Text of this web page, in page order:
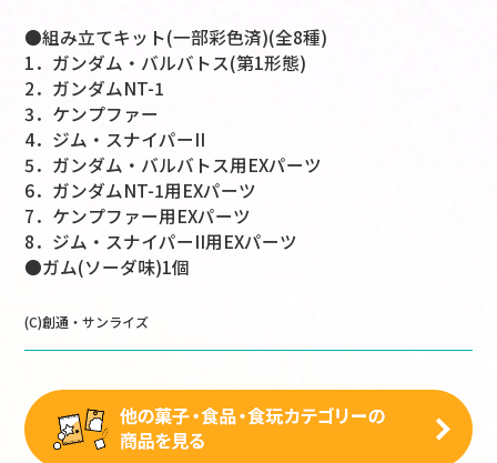
●組み立てキット(一部彩色済)(全8種)
1．ガンダム・バルバトス(第1形態)
2．ガンダムNT-1
3．ケンプファー
4．ジム・スナイパーII
5．ガンダム・バルバトス用EXパーツ
6．ガンダムNT-1用EXパーツ
7．ケンプファー用EXパーツ
8．ジム・スナイパーII用EXパーツ
●ガム(ソーダ味)1個
(C)創通・サンライズ